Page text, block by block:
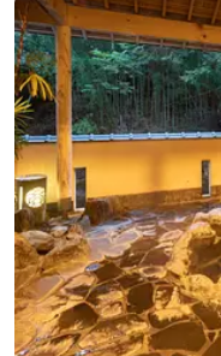
ト付きジャグジーを備えて